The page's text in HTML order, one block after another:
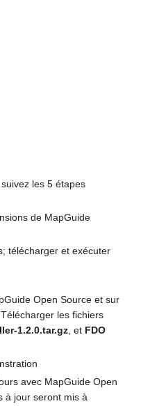
les 5 étapes
de MapGuide
télécharger et exécuter
Open Source et sur
les fichiers
1.2.0.tar.gz, et FDO
avec MapGuide Open
à jour seront mis à